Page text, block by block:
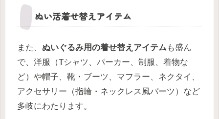
ぬい活着せ替えアイテム
また、 ぬいぐるみ用の着せ替えアイテム も盛ん
で、洋服（Tシャツ、パーカー、制服、着物な
ど）や帽子、靴・ブーツ、マフラー、ネクタイ、
アクセサリー（指輪・ネックレス風パーツ）など
多岐にわたります。